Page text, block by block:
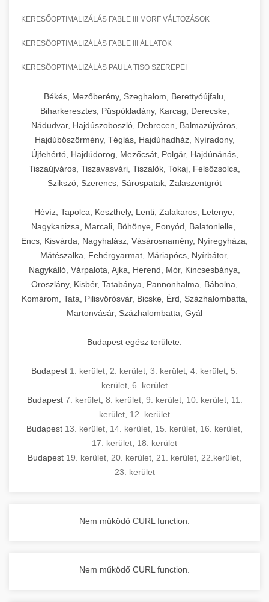
KERESŐOPTIMALIZÁLÁS FABLE III MORF VÁLTOZÁSOK
KERESŐOPTIMALIZÁLÁS FABLE III ÁLLATOK
KERESŐOPTIMALIZÁLÁS PAULA TISO SZEREPEI
Békés, Mezőberény, Szeghalom, Berettyóújfalu,
Biharkeresztes, Püspökladány, Karcag, Derecske,
Nádudvar, Hajdúszoboszló, Debrecen, Balmazújváros,
Hajdúböszörmény, Téglás, Hajdúhadház, Nyíradony,
Újfehértó, Hajdúdorog, Mezőcsát, Polgár, Hajdúnánás,
Tiszaújváros, Tiszavasvári, Tiszalök, Tokaj, Felsőzsolca,
Szikszó, Szerencs, Sárospatak, Zalaszentgrót
Hévíz, Tapolca, Keszthely, Lenti, Zalakaros, Letenye,
Nagykanizsa, Marcali, Böhönye, Fonyód, Balatonlelle,
Encs, Kisvárda, Nagyhalász, Vásárosnamény, Nyíregyháza,
Mátészalka, Fehérgyarmat, Máriapócs, Nyírbátor,
Nagykálló, Várpalota, Ajka, Herend, Mór, Kincsesbánya,
Oroszlány, Kisbér, Tatabánya, Pannonhalma, Bábolna,
Komárom, Tata, Pilisvörösvár, Bicske, Érd, Százhalombatta,
Martonvásár, Százhalombatta, Gyál
Budapest egész területe:
Budapest 1. kerület 2. kerület 3. kerület 4. kerület 5.
kerület 6. kerület
Budapest 7. kerület, 8. kerület, 9. kerület, 10. kerület, 11.
kerület 12. kerület
Budapest 13. kerület 14. kerület 15. kerület 16. kerület
17. kerület 18. kerület
Budapest 19. kerület 20. kerület 21. kerület 22.kerület
23. kerület
Nem működő CURL function.
Nem működő CURL function.